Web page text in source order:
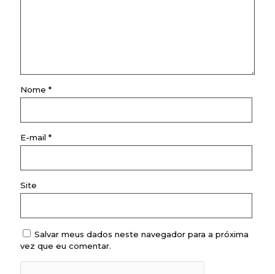
Nome *
E-mail *
Site
Salvar meus dados neste navegador para a próxima
vez que eu comentar.